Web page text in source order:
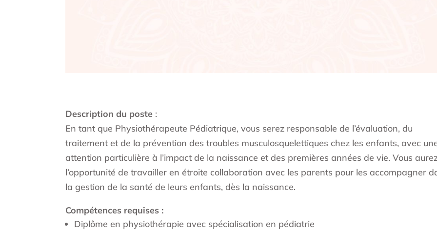
Description du poste :
En tant que Physiothérapeute Pédiatrique, vous serez responsable de l’évaluation, du
traitement et de la prévention des troubles musculosquelettiques chez les enfants, avec
attention particulière à l’impact de la naissance et des premières années de vie. Vous
l’opportunité de travailler en étroite collaboration avec les parents pour les accompagner
la gestion de la santé de leurs enfants, dès la naissance.
Compétences requises :
Diplôme en physiothérapie avec spécialisation en pédiatrie